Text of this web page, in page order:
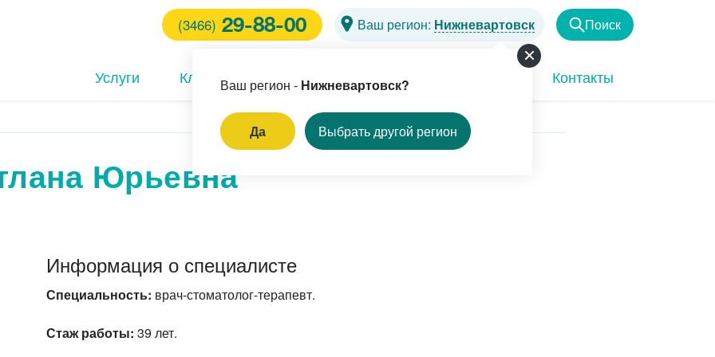
(3466) 29-88-00 Ваш регион: Нижневартовск
Ваш регион - Нижневартовск?
Да Выбрать другой регион
Поиск
Услуги Клиники Врачи Программы Контакты
врача-
компьютерная
Юрьевна
Информация о специалисте
Специальность: врач-стоматолог-терапевт.
Стаж работы: 39 лет.